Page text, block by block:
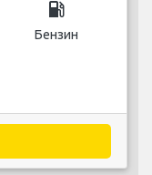
local_gas_station
Бензин